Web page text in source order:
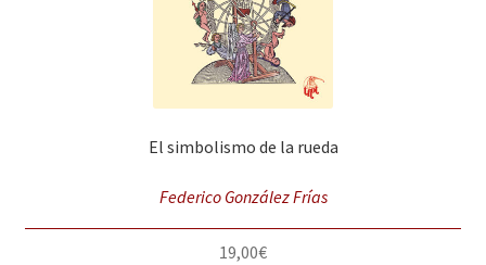
El simbolismo de la rueda
Federico González Frías
19,00€